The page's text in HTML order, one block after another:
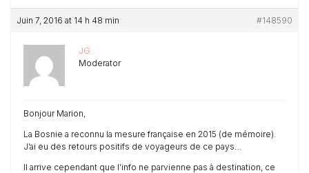
Juin 7, 2016 at 14 h 48 min #148590
JG
Moderator
Bonjour Marion,
La Bosnie a reconnu la mesure française en 2015 (de mémoire).
J’ai eu des retours positifs de voyageurs de ce pays…
Il arrive cependant que l’info ne parvienne pas à destination, ce